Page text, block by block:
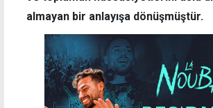
almayan bir anlayışa dönüşmüştür.